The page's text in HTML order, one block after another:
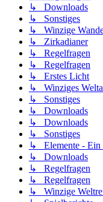
↳ Downloads
↳ Sonstiges
↳ Winzige
↳ Zirkadianer
↳ Regelfragen
↳ Regelfragen
↳ Erstes Licht
↳ Winziges
↳ Sonstiges
↳ Downloads
↳ Downloads
↳ Sonstiges
↳ Elemente - Ein
↳ Downloads
↳ Regelfragen
↳ Regelfragen
↳ Winzige